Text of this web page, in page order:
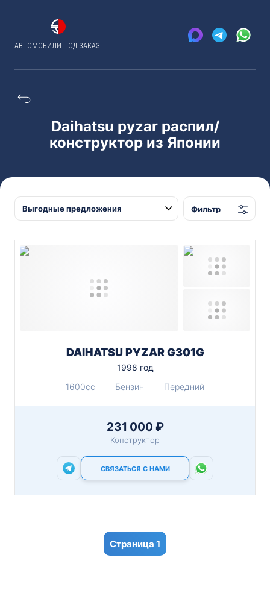
АВТОМОБИЛИ ПОД ЗАКАЗ
Daihatsu pyzar распил/
конструктор из Японии
Фильтр
DAIHATSU PYZAR G301G
1998 год
1600cc
Бензин Передний
231 000 ₽
Конструктор
СВЯЗАТЬСЯ С НАМИ
1